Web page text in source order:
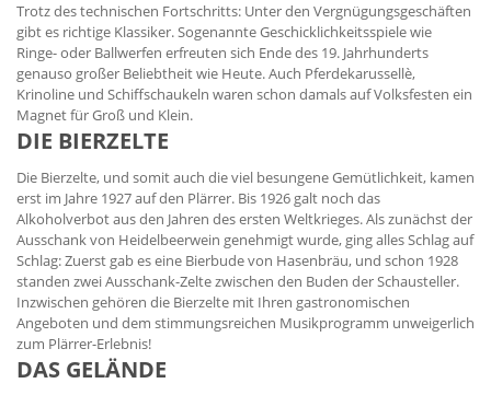
Trotz des technischen Fortschritts: Unter den Vergnügungsgeschäften
gibt es richtige Klassiker. Sogenannte Geschicklichkeitsspiele wie
Ringe- oder Ballwerfen erfreuten sich Ende des 19. Jahrhunderts
genauso großer Beliebtheit wie Heute. Auch Pferdekarussellè,
Krinoline und Schiffschaukeln waren schon damals auf Volksfesten ein
Magnet für Groß und Klein.
DIE BIERZELTE
Die Bierzelte, und somit auch die viel besungene Gemütlichkeit, kamen
erst im Jahre 1927 auf den Plärrer. Bis 1926 galt noch das
Alkoholverbot aus den Jahren des ersten Weltkrieges. Als zunächst der
Ausschank von Heidelbeerwein genehmigt wurde, ging alles Schlag auf
Schlag: Zuerst gab es eine Bierbude von Hasenbräu, und schon 1928
standen zwei Ausschank-Zelte zwischen den Buden der Schausteller.
Inzwischen gehören die Bierzelte mit Ihren gastronomischen
Angeboten und dem stimmungsreichen Musikprogramm unweigerlich
zum Plärrer-Erlebnis!
DAS GELÄNDE